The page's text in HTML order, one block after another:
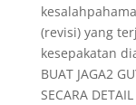
(revisi) yang
kesepakatan
BUAT JAGA2
SECARA